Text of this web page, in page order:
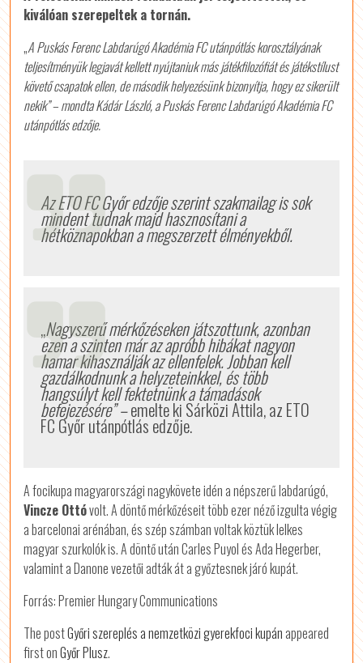
kiválóan szerepeltek a tornán.
„A Puskás Ferenc Labdarúgó Akadémia FC utánpótlás korosztályának
teljesítményük legjavát kellett nyújtaniuk más játékfilozófiát és játékstílust
követő csapatok ellen, de második helyezésünk bizonyítja, hogy ez sikerült
nekik” – mondta Kádár László, a Puskás Ferenc Labdarúgó Akadémia FC
utánpótlás edzője.
Az ETO FC Győr edzője szerint szakmailag is sok
mindent tudnak majd hasznosítani a
hétköznapokban a megszerzett élményekből.
„Nagyszerű mérkőzéseken játszottunk, azonban
ezen a szinten már az apróbb hibákat nagyon
hamar kihasználják az ellenfelek. Jobban kell
gazdálkodnunk a helyzeteinkkel, és több
hangsúlyt kell fektetnünk a támadások
befejezésére”–emelte ki Sárközi Attila, az ETO
FC Győr utánpótlás edzője.
A focikupa magyarországi nagykövete idén a népszerű labdarúgó,
Vincze Ottóvolt. A döntő mérkőzéseit több ezer néző izgulta végig
a barcelonai arénában, és szép számban voltak köztük lelkes
magyar szurkolók is. A döntő után Carles Puyol és Ada Hegerber,
valamint a Danone vezetői adták át a győztesnek járó kupát.
Forrás: Premier Hungary Communications
The postGyőri szereplés a nemzetközi gyerekfoci kupán appeared
first onGyőr Plusz.